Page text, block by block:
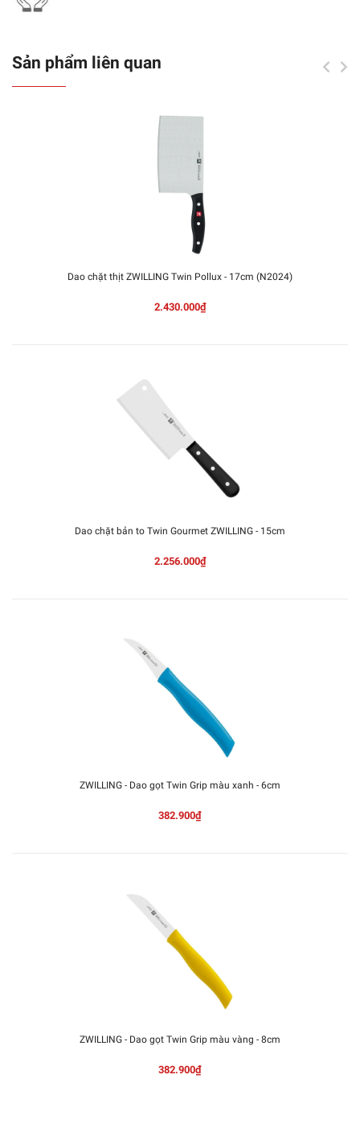
Sản phẩm liên quan
Dao chặt thịt ZWILLING Twin Pollux - 17cm (N2024)
2.430.000₫
Dao chặt bản to Twin Gourmet ZWILLING - 15cm
2.256.000₫
ZWILLING - Dao gọt Twin Grip màu xanh - 6cm
382.900₫
ZWILLING - Dao gọt Twin Grip màu vàng - 8cm
382.900₫